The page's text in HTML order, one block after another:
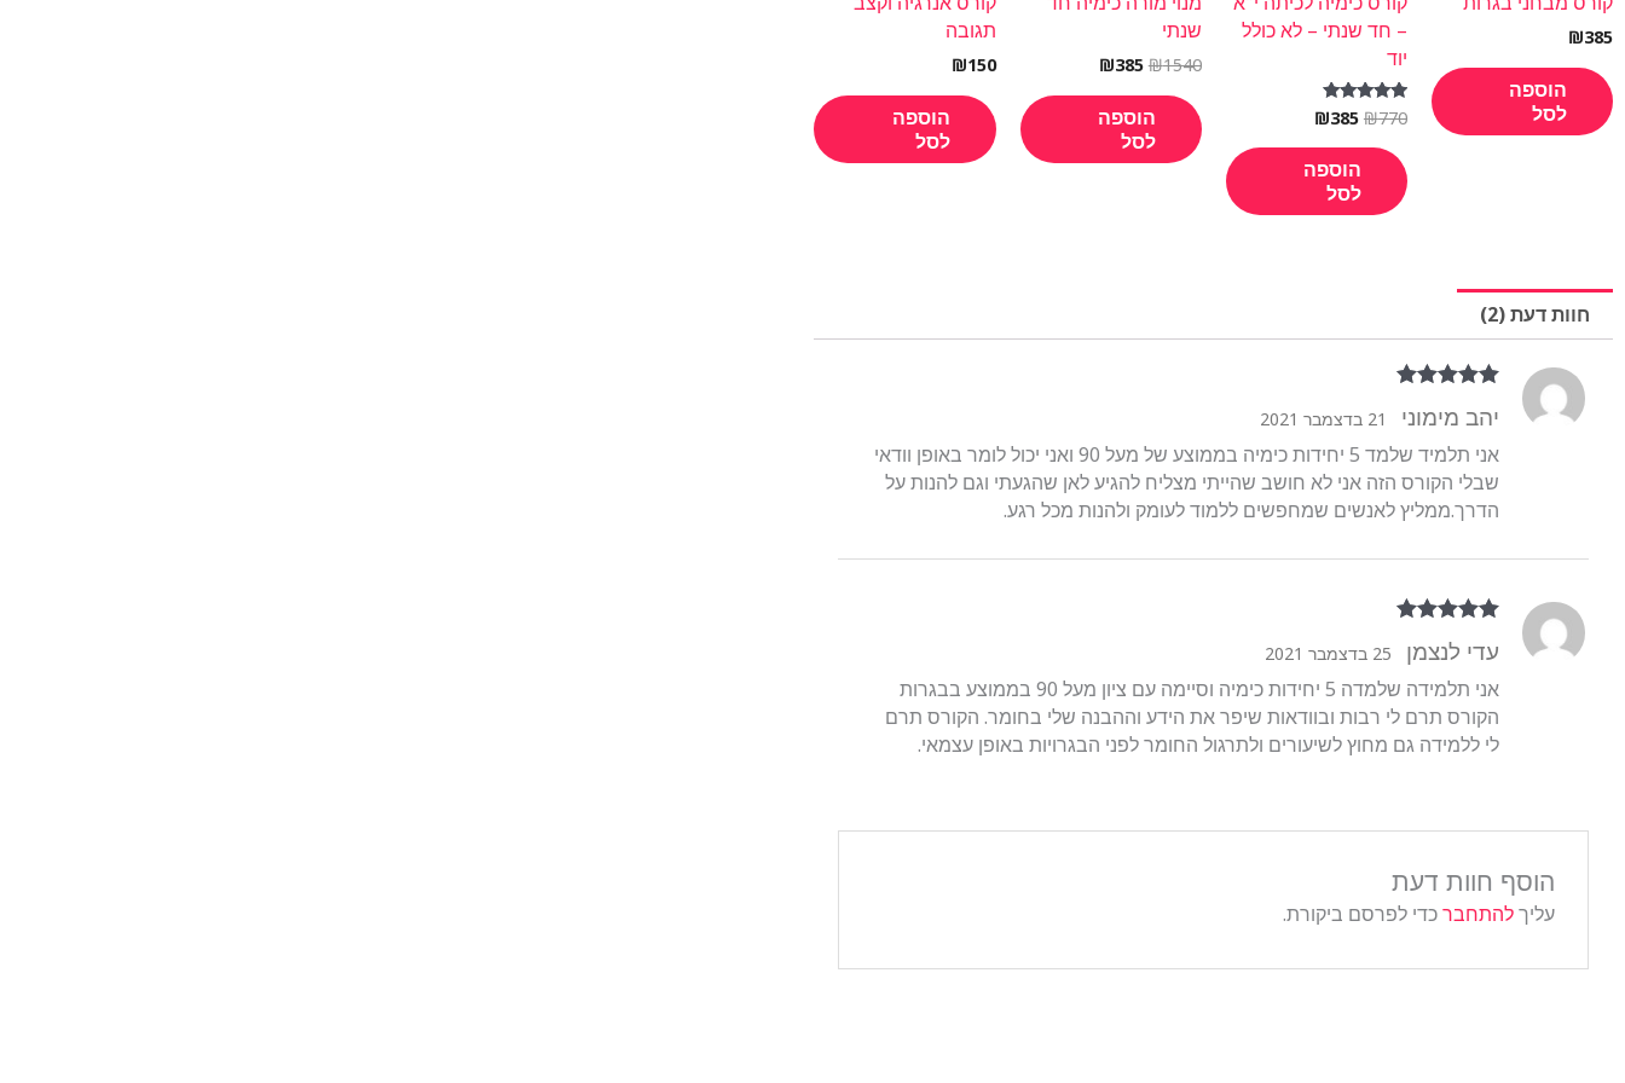
₪385
הוספה
לסל
– חד שנתי – לא כולל
יוד
דורג
מתוך 5
₪770
₪385
הוספה
לסל
שנתי
₪1540
₪385
הוספה
לסל
תגובה
₪150
הוספה
לסל
חוות דעת (2)
יהב מימוני 21 בדצמבר 2021
אני תלמיד שלמד 5 יחידות כימיה בממוצע של מעל 90 ואני יכול לומר באופן וודאי
שבלי הקורס הזה אני לא חושב שהייתי מצליח להגיע לאן שהגעתי וגם להנות על
הדרך.ממליץ לאנשים שמחפשים ללמוד לעומק ולהנות מכל רגע.
עדי לנצמן 25 בדצמבר 2021
אני תלמידה שלמדה 5 יחידות כימיה וסיימה עם ציון מעל 90 בממוצע בבגרות
הקורס תרם לי רבות ובוודאות שיפר את הידע וההבנה שלי בחומר. הקורס תרם
לי ללמידה גם מחוץ לשיעורים ולתרגול החומר לפני הבגרויות באופן עצמאי.
הוסף חוות דעת
עליךלהתחברכדי לפרסם ביקורת.